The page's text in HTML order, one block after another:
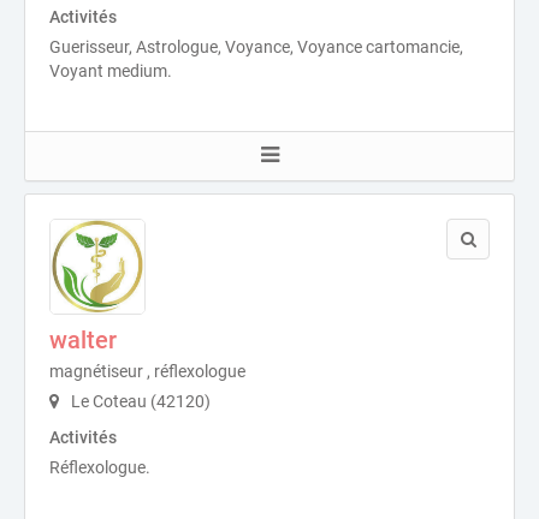
Activités
Guerisseur, Astrologue, Voyance, Voyance cartomancie,
Voyant medium.
walter
magnétiseur , réflexologue
Le Coteau (42120)
Activités
Réflexologue.